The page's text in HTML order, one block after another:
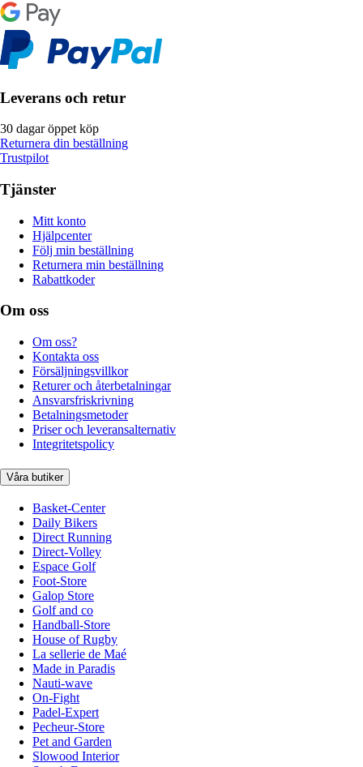
Leverans och retur
30 dagar öppet köp
Returnera din beställning
Trustpilot
Tjänster
Mitt konto
Hjälpcenter
Följ min beställning
Returnera min beställning
Rabattkoder
Om oss
Om oss?
Kontakta oss
Försäljningsvillkor
Returer och återbetalningar
Ansvarsfriskrivning
Betalningsmetoder
Priser och leveransalternativ
Integritetspolicy
Våra butiker
Basket-Center
Daily Bikers
Direct Running
Direct-Volley
Espace Golf
Foot-Store
Galop Store
Golf and co
Handball-Store
House of Rugby
La sellerie de Maé
Made in Paradis
Nauti-wave
On-Fight
Padel-Expert
Pecheur-Store
Pet and Garden
Slowood Interior